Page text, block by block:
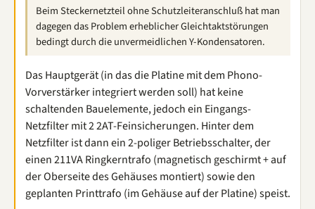
Beim Steckernetzteil ohne Schutzleiteranschluß hat man
dagegen das Problem erheblicher Gleichtaktstörungen
bedingt durch die unvermeidlichen Y-Kondensatoren.
Das Hauptgerät (in das die Platine mit dem Phono-
Vorverstärker integriert werden soll) hat keine
schaltenden Bauelemente, jedoch ein Eingangs-
Netzfilter mit 2 2AT-Feinsicherungen. Hinter dem
Netzfilter ist dann ein 2-poliger Betriebsschalter, der
einen 211VA Ringkerntrafo (magnetisch geschirmt + auf
der Oberseite des Gehäuses montiert) sowie den
geplanten Printtrafo (im Gehäuse auf der Platine) speist.